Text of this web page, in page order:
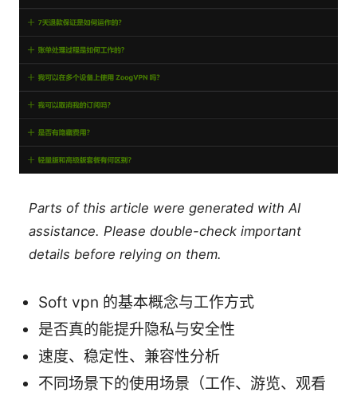
Parts of this article were generated with AI
assistance. Please double-check important
details before relying on them.
Soft vpn 的基本概念与工作方式
是否真的能提升隐私与安全性
速度、稳定性、兼容性分析
不同场景下的使用场景（工作、游览、观看